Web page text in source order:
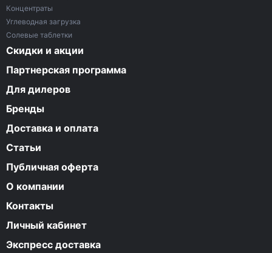
Концентраты
Углеводная загрузка
Солевые таблетки
Скидки и акции
Партнерская программа
Для дилеров
Бренды
Доставка и оплата
Статьи
Публичная оферта
О компании
Контакты
Личный кабинет
Экспресс доставка